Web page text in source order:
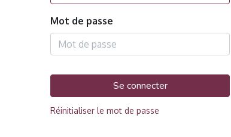
Mot de passe
Se connecter
Réinitialiser le mot de passe